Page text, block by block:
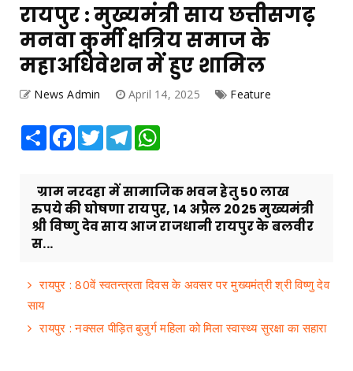
रायपुर : मुख्यमंत्री साय छत्तीसगढ़
मनवा कुर्मी क्षत्रिय समाज के
महाअधिवेशन में हुए शामिल
News Admin April 14, 2025 Feature
Share Facebook
TwitterTelegram
ग्राम नरदहा में सामाजिक भवन हेतु 50 लाख
रुपये की घोषणा रायपुर, 14 अप्रैल 2025 मुख्यमंत्री
श्री विष्णु देव साय आज राजधानी रायपुर के बलवीर
स...
रायपुर : 80वें स्वतन्त्रता दिवस के अवसर पर मुख्यमंत्री श्री विष्णु देव
साय
रायपुर : नक्सल पीड़ित बुजुर्ग महिला को मिला स्वास्थ्य सुरक्षा का सहारा